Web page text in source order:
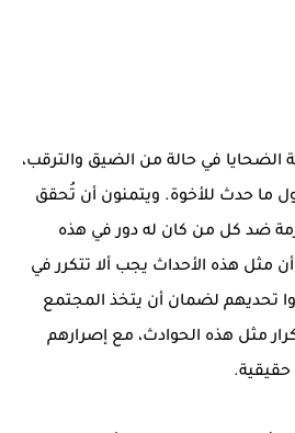
الضحايا في حالة من الضيق والترقب،
ما حدث للأخوة. ويتمنون أن تُحقق
ضد كل من كان له دور في هذه
مثل هذه الأحداث يجب ألا تتكرر في
تحديهم لضمان أن يتخذ المجتمع
مثل هذه الحوادث، مع إصرارهم